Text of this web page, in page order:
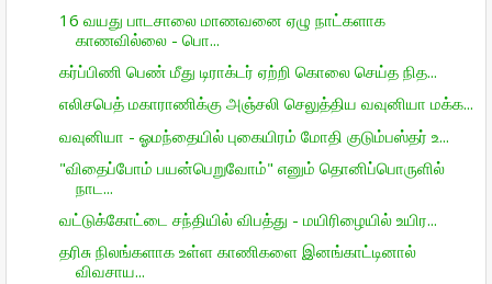
16 வயது பாடசாலை மாணவனை ஏழு நாட்களாக
காணவில்லை - பொ...
கர்ப்பிணி பெண் மீது டிராக்டர் ஏற்றி கொலை செய்த நித...
எலிசபெத் மகாராணிக்கு அஞ்சலி செலுத்திய வவுனியா மக்க...
வவுனியா - ஓமந்தையில் புகையிரம் மோதி குடும்பஸ்தர் உ...
"விதைப்போம் பயன்பெறுவோம்" எனும் தொனிப்பொருளில்
நாட...
வட்டுக்கோட்டை சந்தியில் விபத்து - மயிரிழையில் உயிர...
தரிசு நிலங்களாக உள்ள காணிகளை இனங்காட்டினால்
விவசாய...